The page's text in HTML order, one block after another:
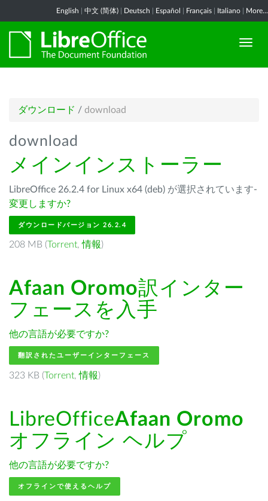
English 中文 (简体) Deutsch Español Français Italiano More...
ダウンロード / download
download
メインインストーラー
LibreOffice 26.2.4 for Linux x64 (deb) が選択されています-
変更しますか?
ダウンロードバージョン 26.2.4
208 MB (Torrent,情報)
Afaan Oromo訳インター
フェースを入手
他の言語が必要ですか?
翻訳されたユーザーインターフェース
323 KB (Torrent,情報)
LibreOfficeAfaan Oromo
オフライン ヘルプ
他の言語が必要ですか?
オフラインで使えるヘルプ